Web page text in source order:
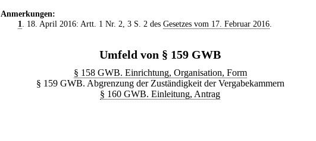
Anmerkungen:
1
. 18. April 2016: Artt. 1 Nr. 2, 3 S. 2 des Gesetzes vom 17. Februar 2016.
Umfeld von § 159 GWB
§ 158 GWB. Einrichtung, Organisation, Form
§ 159 GWB. Abgrenzung der Zuständigkeit der Vergabekammern
§ 160 GWB. Einleitung, Antrag